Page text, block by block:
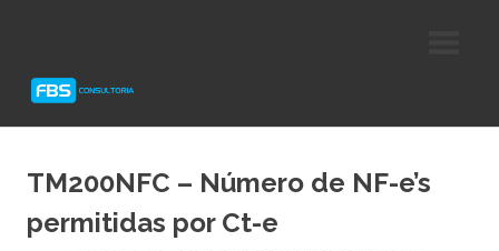
Protheus
TM200NFC – Número de NF-e’s
permitidas por Ct-e